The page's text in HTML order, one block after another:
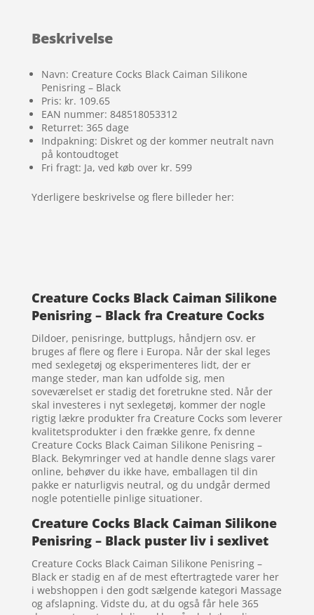
Beskrivelse
Navn: Creature Cocks Black Caiman Silikone
Penisring – Black
Pris: kr. 109.65
EAN nummer: 848518053312
Returret: 365 dage
Indpakning: Diskret og der kommer neutralt navn
på kontoudtoget
Fri fragt: Ja, ved køb over kr. 599
Yderligere beskrivelse og flere billeder her:
Creature Cocks Black Caiman Silikone
Penisring – Black fra Creature Cocks
Dildoer, penisringe, buttplugs, håndjern osv. er
bruges af flere og flere i Europa. Når der skal leges
med sexlegetøj og eksperimenteres lidt, der er
mange steder, man kan udfolde sig, men
soveværelset er stadig det foretrukne sted. Når der
skal investeres i nyt sexlegetøj, kommer der nogle
rigtig lækre produkter fra Creature Cocks som leverer
kvalitetsprodukter i den frække genre, fx denne
Creature Cocks Black Caiman Silikone Penisring –
Black. Bekymringer ved at handle denne slags varer
online, behøver du ikke have, emballagen til din
pakke er naturligvis neutral, og du undgår dermed
nogle potentielle pinlige situationer.
Creature Cocks Black Caiman Silikone
Penisring – Black puster liv i sexlivet
Creature Cocks Black Caiman Silikone Penisring –
Black er stadig en af de mest eftertragtede varer her
i webshoppen i den godt sælgende kategori Massage
og afslapning. Vidste du, at du også får hele 365